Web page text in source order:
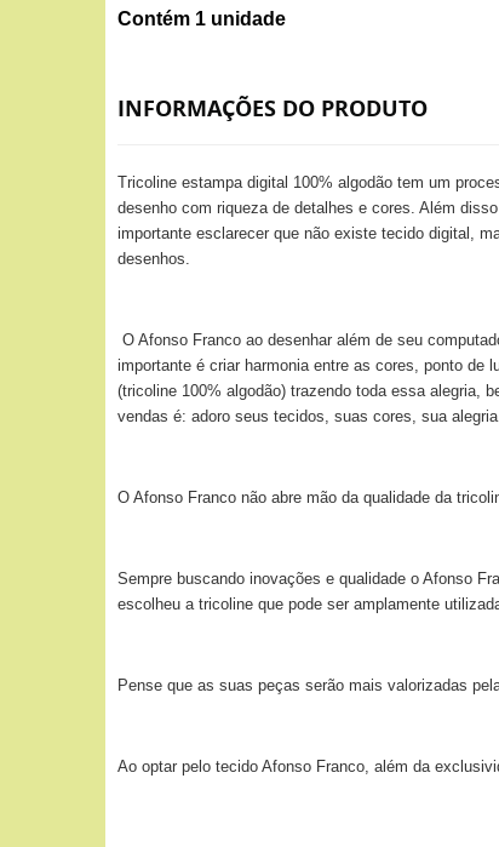
Contém 1 unidade
INFORMAÇÕES DO PRODUTO
Tricoline estampa digital 100% algodão tem um
desenho com riqueza de detalhes e cores. Além
importante esclarecer que não existe tecido digital,
desenhos.
O Afonso Franco ao desenhar além de seu
importante é criar harmonia entre as cores, ponto de
(tricoline 100% algodão) trazendo toda essa alegria,
vendas é: adoro seus tecidos, suas cores, sua
O Afonso Franco não abre mão da qualidade da
Sempre buscando inovações e qualidade o Afonso
escolheu a tricoline que pode ser amplamente
Pense que as suas peças serão mais valorizadas
Ao optar pelo tecido Afonso Franco, além da